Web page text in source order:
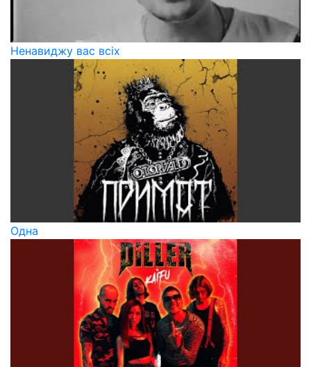
Ненавиджу вас всіх
Одна